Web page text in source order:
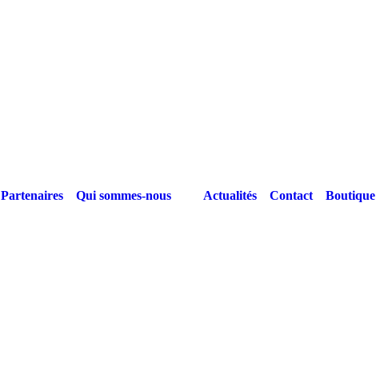
Partenaires Qui sommes-nous Actualités Contact Boutique